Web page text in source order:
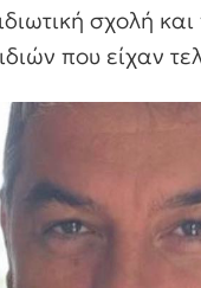
σχολή
που είχαν